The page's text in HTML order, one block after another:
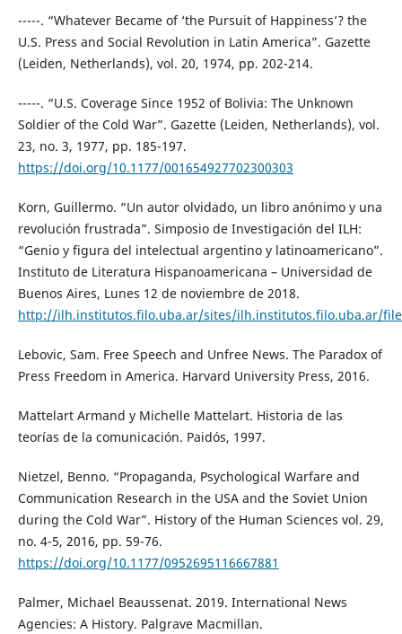
-----. “Whatever Became of ‘the Pursuit of Happiness’? the
U.S. Press and Social Revolution in Latin America”. Gazette
(Leiden, Netherlands), vol. 20, 1974, pp. 202-214.
-----. “U.S. Coverage Since 1952 of Bolivia: The Unknown
Soldier of the Cold War”. Gazette (Leiden, Netherlands), vol.
23, no. 3, 1977, pp. 185-197.
https://doi.org/10.1177/001654927702300303
Korn, Guillermo. “Un autor olvidado, un libro anónimo y una
revolución frustrada”. Simposio de Investigación del ILH:
“Genio y figura del intelectual argentino y latinoamericano”.
Instituto de Literatura Hispanoamericana – Universidad de
Buenos Aires, Lunes 12 de noviembre de 2018.
http://ilh.institutos.filo.uba.ar/sites/ilh.institutos.filo.uba.ar/
Lebovic, Sam. Free Speech and Unfree News. The Paradox of
Press Freedom in America. Harvard University Press, 2016.
Mattelart Armand y Michelle Mattelart. Historia de las
teorías de la comunicación. Paidós, 1997.
Nietzel, Benno. “Propaganda, Psychological Warfare and
Communication Research in the USA and the Soviet Union
during the Cold War”. History of the Human Sciences vol. 29,
no. 4-5, 2016, pp. 59-76.
https://doi.org/10.1177/0952695116667881
Palmer, Michael Beaussenat. 2019. International News
Agencies: A History. Palgrave Macmillan.